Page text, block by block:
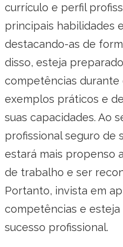
currículo e perfil
principais habilidades
destacando-as de
disso, esteja
competências durante
exemplos práticos e
suas capacidades. Ao
profissional seguro de
estará mais propenso
de trabalho e ser
Portanto, invista em
competências e
sucesso profissional.